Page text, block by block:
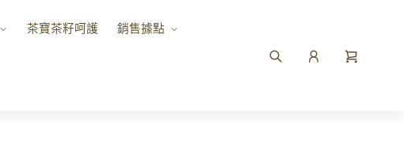
茶寶茶籽呵護 銷售據點